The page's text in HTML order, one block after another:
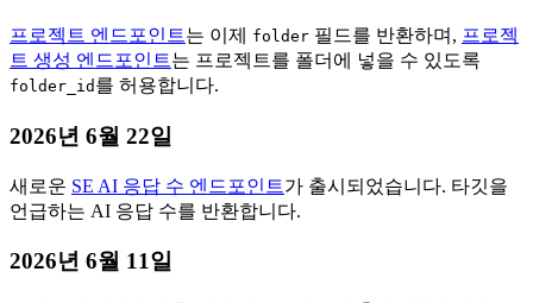
프로젝트 엔드포인트는 이제 folder 필드를 반환하며, 프로젝
트 생성 엔드포인트는 프로젝트를 폴더에 넣을 수 있도록
folder_id 를 허용합니다.
2026년 6월 22일
새로운 SE AI 응답 수 엔드포인트가 출시되었습니다. 타깃을
언급하는 AI 응답 수를 반환합니다.
2026년 6월 11일